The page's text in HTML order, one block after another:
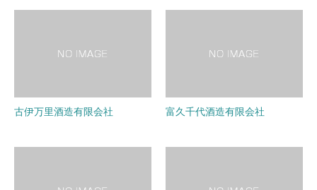
古伊万里酒造有限会社 富久千代酒造有限会社